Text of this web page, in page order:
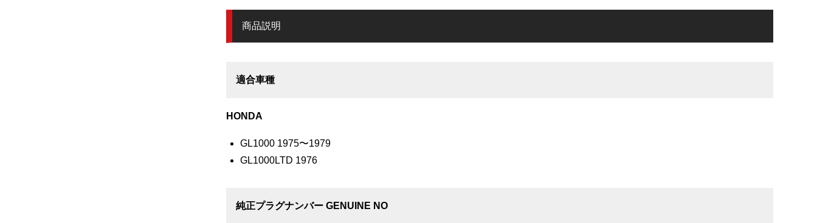
商品説明
適合車種
HONDA
GL1000 1975〜1979
GL1000LTD 1976
純正プラグナンバー GENUINE NO